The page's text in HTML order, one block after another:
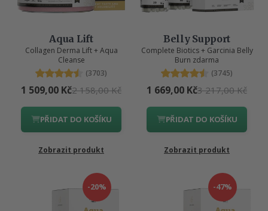
Aqua Lift
Collagen Derma Lift + Aqua
Cleanse
(3703)
1 509,00 Kč2 158,00 Kč
PŘIDAT DO KOŠÍKU
Zobrazit produkt
Belly Support
Complete Biotics + Garcinia Belly
Burn zdarma
(3745)
1 669,00 Kč3 217,00 Kč
PŘIDAT DO KOŠÍKU
Zobrazit produkt
-20% -47%